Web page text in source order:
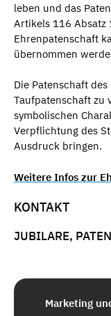
leben und das
Artikels 116 Absatz
Ehrenpatenschaft
übernommen
Die Patenschaft
Taufpatenschaft zu
symbolischen
Verpflichtung des
Ausdruck bringen.
Weitere Infos zur
KONTAKT
JUBILARE,
Marketing